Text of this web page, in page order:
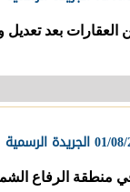
وزارة الصناعة والتجارة (5290)
وزارة الشئون الاجتماعية (34)
تنظيم الاتصالات (184)
البحرين لتسوية
العامة للتأمين
لسنة 2026 بشأن تغيير تصنيف